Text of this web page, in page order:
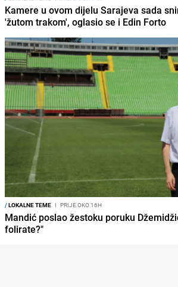
Kamere u ovom dijelu Sarajeva sada
'žutom trakom', oglasio se i Edin Forto
/LOKALNE TEME I PRIJE OKO 16H
Mandić poslao žestoku poruku
folirate?"